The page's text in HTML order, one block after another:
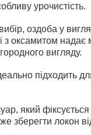
урочистість.
оздоба у
з оксамитом надає
вигляду.
підходить
який
зберегти локон